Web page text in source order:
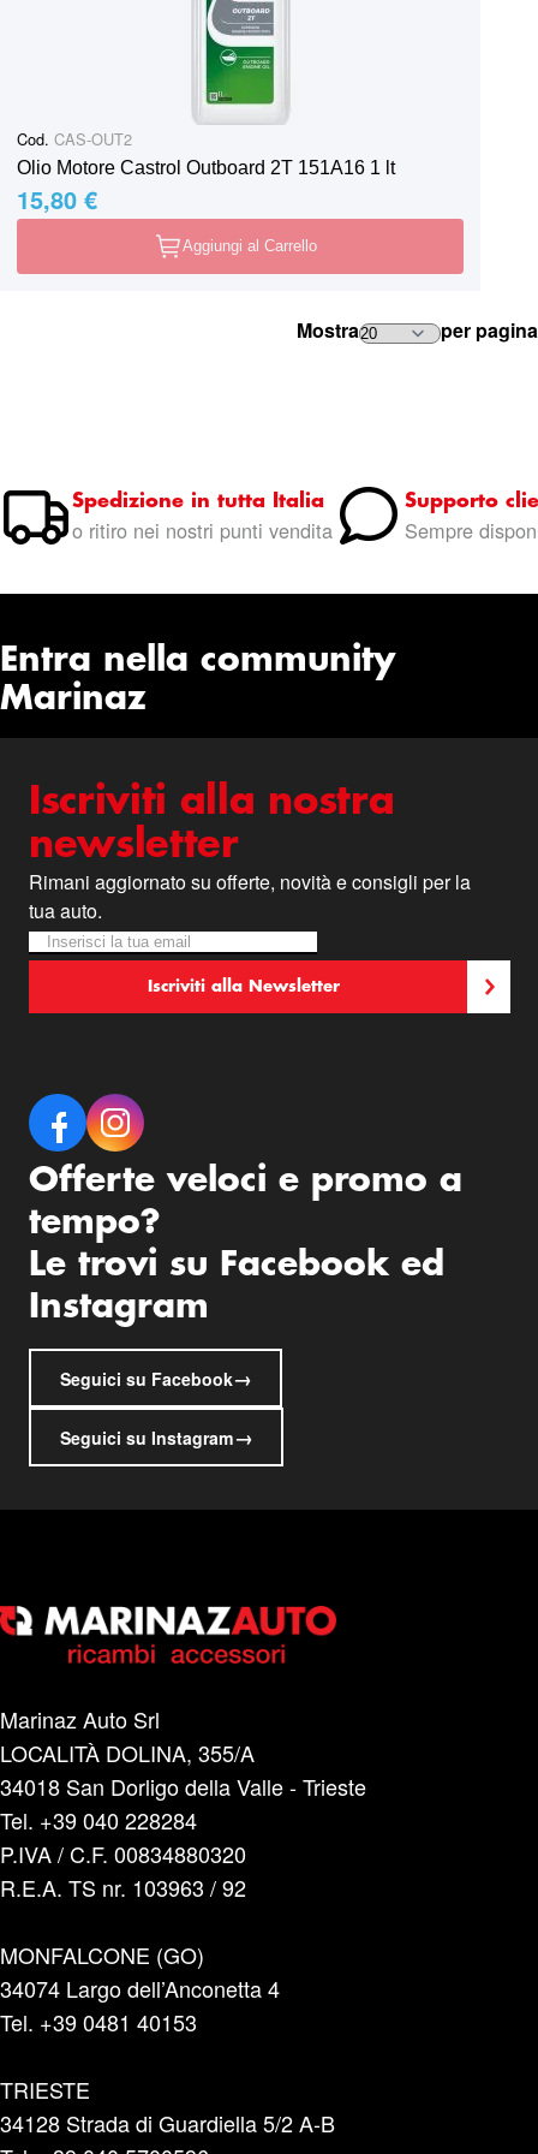
Cod. CAS-OUT2
Olio Motore Castrol Outboard 2T 151A16 1 lt
15,80 €
Aggiungi al Carrello
Mostra per pagina
Spedizione in tutta Italia
o ritiro nei nostri punti vendita
Supporto
Sempre
Entra nella community
Marinaz
Iscriviti alla nostra
newsletter
Rimani aggiornato su offerte, novità e consigli per la
tua auto.
Newsletter
Iscriviti alla nostra Newsletter:
Iscriviti alla Newsletter
Offerte veloci e promo a
tempo?
Le trovi su Facebook ed
Instagram
Seguici su Facebook→
Seguici su Instagram→
Marinaz Auto Srl
LOCALITÀ DOLINA, 355/A
34018 San Dorligo della Valle - Trieste
Tel. +39 040 228284
P.IVA / C.F. 00834880320
R.E.A. TS nr. 103963 / 92
MONFALCONE (GO)
34074 Largo dell’Anconetta 4
Tel. +39 0481 40153
TRIESTE
34128 Strada di Guardiella 5/2 A-B